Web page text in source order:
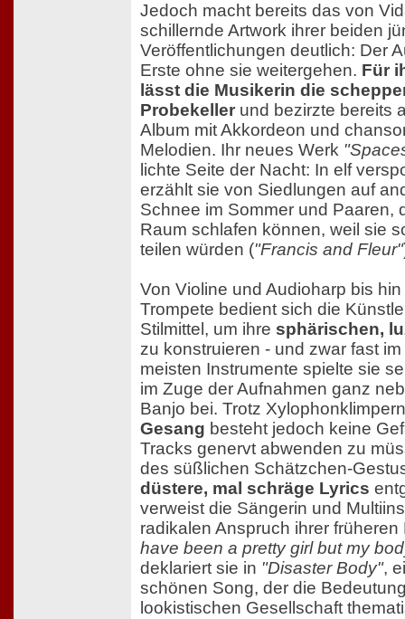
Jedoch macht bereits das von
schillernde Artwork ihrer beiden
Veröffentlichungen deutlich: Der
Erste ohne sie weitergehen. Für
lässt die Musikerin die
Probekeller und bezirzte bereits
Album mit Akkordeon und
Melodien. Ihr neues Werk
lichte Seite der Nacht: In elf
erzählt sie von Siedlungen auf
Schnee im Sommer und Paaren,
Raum schlafen können, weil sie
teilen würden ("Francis and Fleur"
Von Violine und Audioharp bis
Trompete bedient sich die
Stilmittel, um ihre sphärischen,
zu konstruieren - und zwar fast
meisten Instrumente spielte sie
im Zuge der Aufnahmen ganz
Banjo bei. Trotz
Gesang besteht jedoch keine
Tracks genervt abwenden zu
des süßlichen Schätzchen-
düstere, mal schräge Lyrics
verweist die Sängerin und
radikalen Anspruch ihrer
have been a pretty girl but my
deklariert sie in "Disaster Body",
schönen Song, der die
lookistischen Gesellschaft